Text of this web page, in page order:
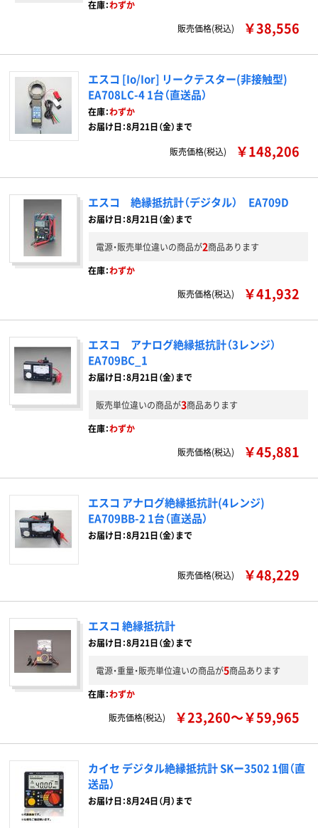
在庫：わずか
販売価格(税込)
￥38,556
エスコ [Io/Ior] リークテスター(非接触型)
EA708LC-4 1台（直送品）
在庫：わずか
お届け日：8月21日（金）まで
販売価格(税込) ￥148,206
エスコ 絶縁抵抗計（デジタル） EA709D
お届け日：8月21日（金）まで
電源・販売単位違いの商品が2商品あります
在庫：わずか
販売価格(税込)
￥41,932
エスコ アナログ絶縁抵抗計（3レンジ）
EA709BC_1
お届け日：8月21日（金）まで
販売単位違いの商品が3商品あります
在庫：わずか
販売価格(税込)
￥45,881
エスコ アナログ絶縁抵抗計(4レンジ)
EA709BB-2 1台（直送品）
お届け日：8月21日（金）まで
販売価格(税込) ￥48,229
エスコ 絶縁抵抗計
お届け日：8月21日（金）まで
電源・重量・販売単位違いの商品が5商品あります
在庫：わずか
販売価格(税込)
￥23,260～￥59,965
カイセ デジタル絶縁抵抗計 SKー3502 1個（直
送品）
お届け日：8月24日（月）まで